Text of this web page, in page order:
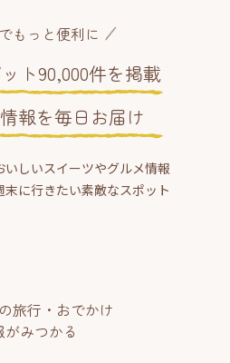
もっと便利に
ト90,000件を掲載
報を毎日お届け
しいスイーツやグルメ情報
に行きたい素敵なスポット
旅行・おでかけ
がみつかる